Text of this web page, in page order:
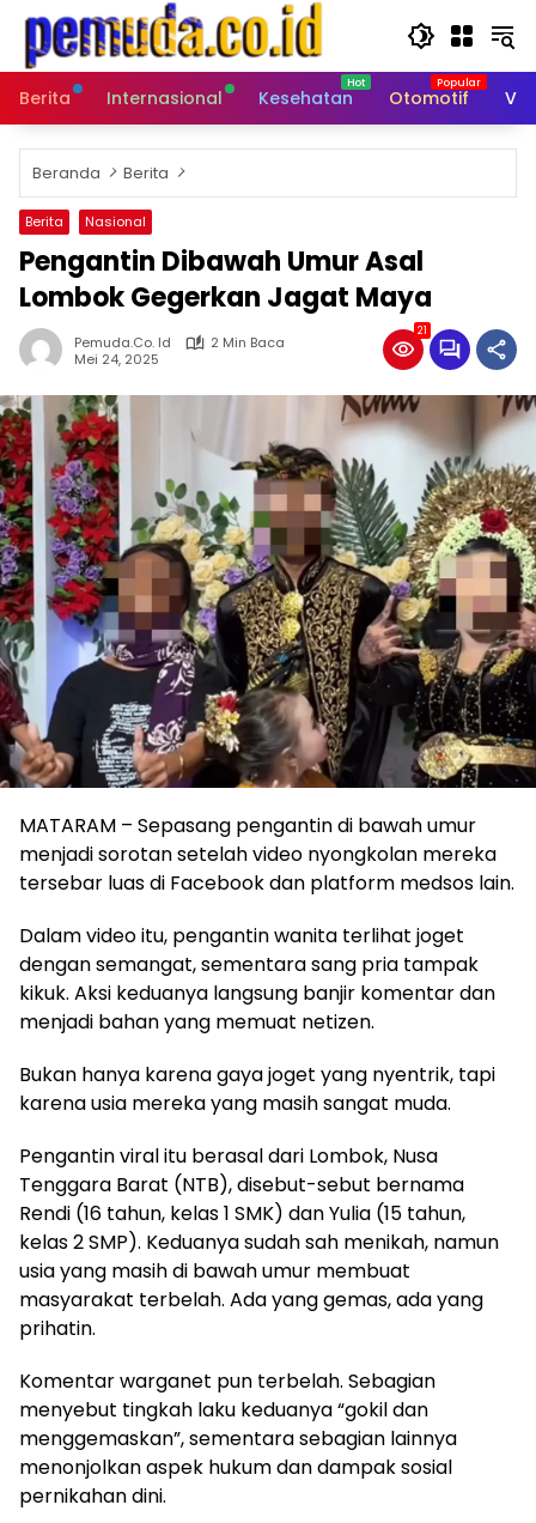
Langsung
konten
Berita
Internasional Kesehatan Otomotif
Beranda Berita
Berita Nasional
Pengantin Dibawah Umur Asal
Lombok Gegerkan Jagat Maya
Pemuda.co. Id
2 Min Baca
Mei 24, 2025
21
MATARAM – Sepasang pengantin di bawah umur
menjadi sorotan setelah video nyongkolan mereka
tersebar luas di Facebook dan platform medsos lain.
Dalam video itu, pengantin wanita terlihat joget
dengan semangat, sementara sang pria tampak
kikuk. Aksi keduanya langsung banjir komentar dan
menjadi bahan yang memuat netizen.
Bukan hanya karena gaya joget yang nyentrik, tapi
karena usia mereka yang masih sangat muda.
Pengantin viral itu berasal dari Lombok, Nusa
Tenggara Barat (NTB), disebut-sebut bernama
Rendi (16 tahun, kelas 1 SMK) dan Yulia (15 tahun,
kelas 2 SMP). Keduanya sudah sah menikah, namun
usia yang masih di bawah umur membuat
masyarakat terbelah. Ada yang gemas, ada yang
prihatin.
Komentar warganet pun terbelah. Sebagian
menyebut tingkah laku keduanya “gokil dan
menggemaskan”, sementara sebagian lainnya
menonjolkan aspek hukum dan dampak sosial
pernikahan dini.